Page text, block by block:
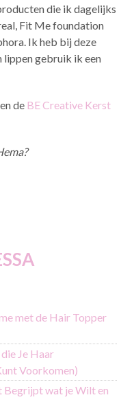
die ik dagelijks
Fit Me foundation
Ik heb bij deze
lippen gebruik ik een
en de BE Creative Kerst
met de Hair Topper
Je Haar
Voorkomen)
Begrijpt wat je Wilt en